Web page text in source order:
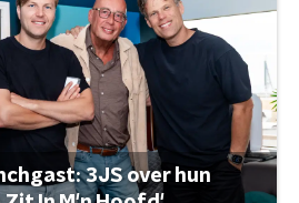
3JS over hun